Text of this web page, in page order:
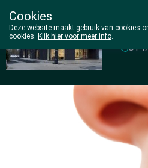
Cookies
Deze website maakt gebruik van cookies
cookies. Klik hier voor meer info.